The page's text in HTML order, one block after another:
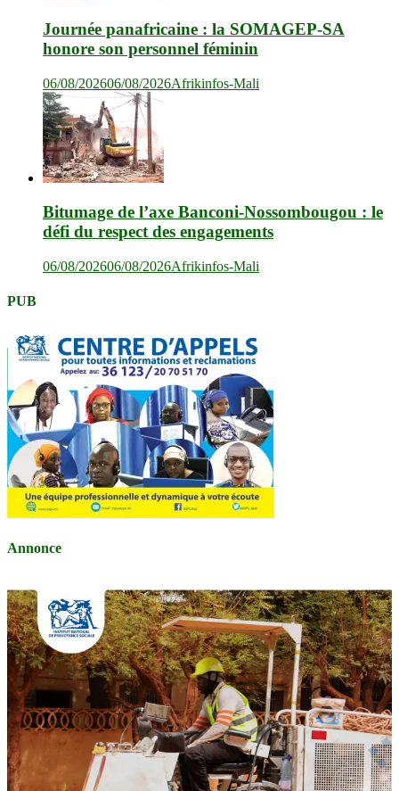
Journée panafricaine : la SOMAGEP-SA
honore son personnel féminin
06/08/202606/08/2026Afrikinfos-Mali
Bitumage de l’axe Banconi-Nossombougou : le
défi du respect des engagements
06/08/202606/08/2026Afrikinfos-Mali
PUB
Annonce